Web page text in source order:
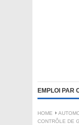
EMPLOI PAR
HOME
CONTRÔLE DE